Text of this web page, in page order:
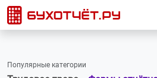
Популярные категории